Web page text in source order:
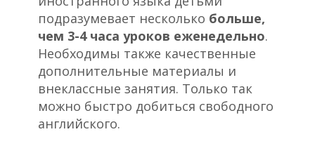
подразумевает несколько больше,
чем 3-4 часа уроков еженедельно.
Необходимы также качественные
дополнительные материалы и
внеклассные занятия. Только так
можно быстро добиться свободного
английского.